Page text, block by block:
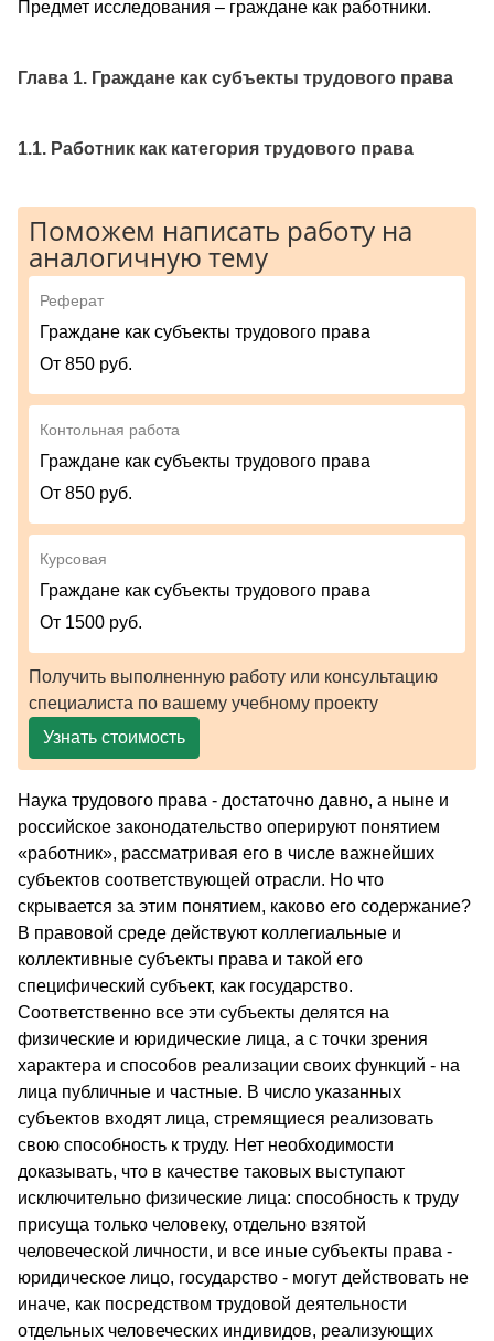
Предмет исследования – граждане как работники.
Глава 1. Граждане как субъекты трудового права
1.1. Работник как категория трудового права
Поможем написать работу на
аналогичную тему
Реферат
Граждане как субъекты трудового права
От 850 руб.
Контольная работа
Граждане как субъекты трудового права
От 850 руб.
Курсовая
Граждане как субъекты трудового права
От 1500 руб.
Получить выполненную работу или консультацию
специалиста по вашему учебному проекту
Узнать стоимость
Наука трудового права - достаточно давно, а ныне и
российское законодательство оперируют понятием
«работник», рассматривая его в числе важнейших
субъектов соответствующей отрасли. Но что
скрывается за этим понятием, каково его содержание?
В правовой среде действуют коллегиальные и
коллективные субъекты права и такой его
специфический субъект, как государство.
Соответственно все эти субъекты делятся на
физические и юридические лица, а с точки зрения
характера и способов реализации своих функций - на
лица публичные и частные. В число указанных
субъектов входят лица, стремящиеся реализовать
свою способность к труду. Нет необходимости
доказывать, что в качестве таковых выступают
исключительно физические лица: способность к труду
присуща только человеку, отдельно взятой
человеческой личности, и все иные субъекты права -
юридическое лицо, государство - могут действовать не
иначе, как посредством трудовой деятельности
отдельных человеческих индивидов, реализующих